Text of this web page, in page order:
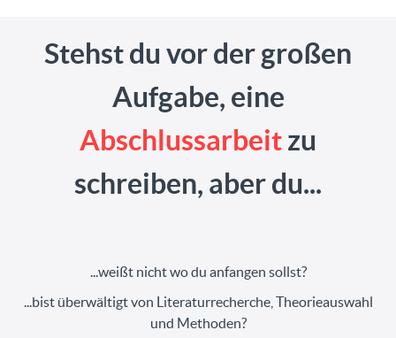
Stehst du vor der großen
Aufgabe, eine
Abschlussarbeitzu
schreiben, aber du...
...weißt nicht wo du anfangen sollst?
...bist überwältigt von Literaturrecherche, Theorieauswahl
und Methoden?